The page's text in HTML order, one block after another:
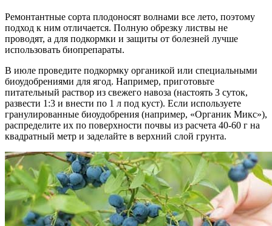
Ремонтантные сорта плодоносят волнами все лето, поэтому
подход к ним отличается. Полную обрезку листвы не
проводят, а для подкормки и защиты от болезней лучше
использовать биопрепараты.
В июле проведите подкормку органикой или специальными
биоудобрениями для ягод. Например, приготовьте
питательный раствор из свежего навоза (настоять 3 суток,
развести 1:3 и внести по 1 л под куст). Если используете
гранулированные биоудобрения (например, «Органик Микс»),
распределите их по поверхности почвы из расчета 40-60 г на
квадратный метр и заделайте в верхний слой грунта.